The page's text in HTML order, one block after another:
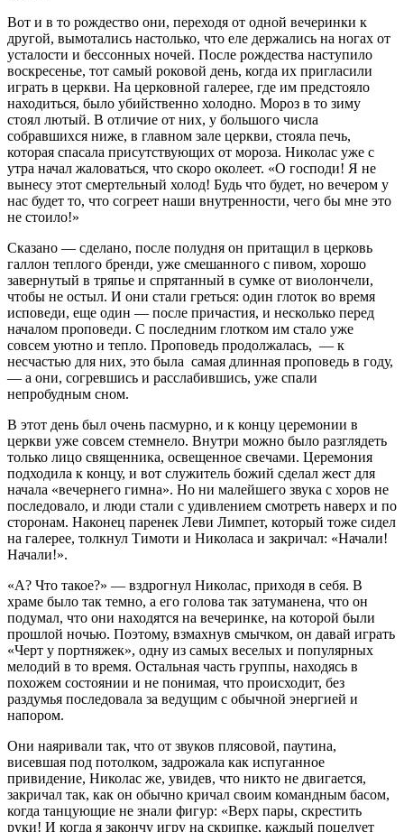
Вот и в то рождество они, переходя от одной вечеринки к
другой, вымотались настолько, что еле держались на ногах от
усталости и бессонных ночей. После рождества наступило
воскресенье, тот самый роковой день, когда их пригласили
играть в церкви. На церковной галерее, где им предстояло
находиться, было убийственно холодно. Мороз в то зиму
стоял лютый. В отличие от них, у большого числа
собравшихся ниже, в главном зале церкви, стояла печь,
которая спасала присутствующих от мороза. Николас уже с
утра начал жаловаться, что скоро околеет. «О господи! Я не
вынесу этот смертельный холод! Будь что будет, но вечером у
нас будет то, что согреет наши внутренности, чего бы мне это
не стоило!»
Сказано — сделано, после полудня он притащил в церковь
галлон теплого бренди, уже смешанного с пивом, хорошо
завернутый в тряпье и спрятанный в сумке от виолончели,
чтобы не остыл. И они стали греться: один глоток во время
исповеди, еще один — после причастия, и несколько перед
началом проповеди. С последним глотком им стало уже
совсем уютно и тепло. Проповедь продолжалась, — к
несчастью для них, это была самая длинная проповедь в году,
— а они, согревшись и расслабившись, уже спали
непробудным сном.
В этот день был очень пасмурно, и к концу церемонии в
церкви уже совсем стемнело. Внутри можно было разглядеть
только лицо священника, освещенное свечами. Церемония
подходила к концу, и вот служитель божий сделал жест для
начала «вечернего гимна». Но ни малейшего звука с хоров не
последовало, и люди стали с удивлением смотреть наверх и по
сторонам. Наконец паренек Леви Лимпет, который тоже сидел
на галерее, толкнул Тимоти и Николаса и закричал: «Начали!
Начали!».
«А? Что такое?» — вздрогнул Николас, приходя в себя. В
храме было так темно, а его голова так затуманена, что он
подумал, что они находятся на вечеринке, на которой были
прошлой ночью. Поэтому, взмахнув смычком, он давай играть
«Черт у портняжек», одну из самых веселых и популярных
мелодий в то время. Остальная часть группы, находясь в
похожем состоянии и не понимая, что происходит, без
раздумья последовала за ведущим с обычной энергией и
напором.
Они наяривали так, что от звуков плясовой, паутина,
висевшая под потолком, задрожала как испуганное
привидение, Николас же, увидев, что никто не двигается,
закричал так, как он обычно кричал своим командным басом,
когда танцующие не знали фигур: «Верх пары, скрестить
руки! И когда я закончу игру на скрипке, каждый поцелует